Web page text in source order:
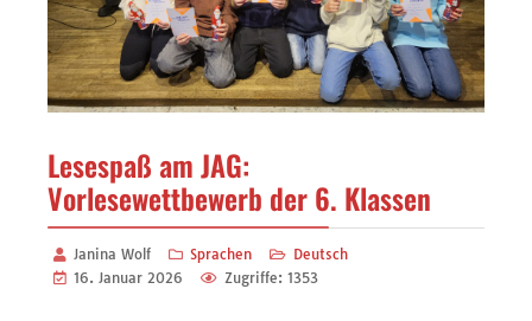
Lesespaß am JAG:
Vorlesewettbewerb der 6. Klassen
Janina Wolf Sprachen
Deutsch
16. Januar 2026
Zugriffe: 1353